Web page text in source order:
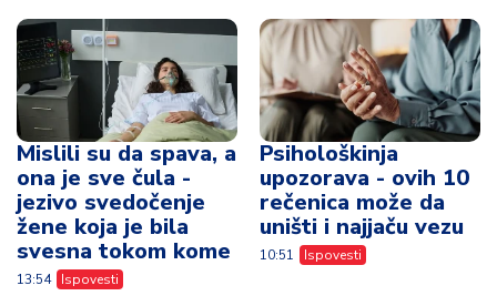
Mislili su da spava, a
ona je sve čula -
jezivo svedočenje
žene koja je bila
svesna tokom kome
13:54 Ispovesti
Psihološkinja
upozorava - ovih 10
rečenica može da
uništi i najjaču vezu
10:51 Ispovesti